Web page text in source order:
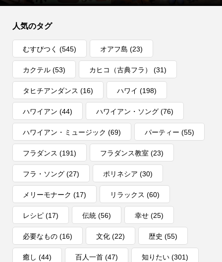
人気のタグ
むすびつく (545) オアフ島 (23)
カクテル(53) カヒコ（古典フラ） (31)
タヒチアンダンス (16) ハワイ (198)
ハワイアン (44) ハワイアン・ソング(76)
ハワイアン・ミュージック (69) パーティー (55)
フラダンス (191) フラダンス教室 (23)
フラ・ソング(27) ポリネシア (30)
メリーモナーク (17) リラックス (60)
レシピ(17) 伝統(56) 幸せ(25)
必要なもの(16) 文化(22) 歴史 (55)
癒し (44) 百人一首(47) 知りたい(301)